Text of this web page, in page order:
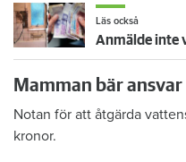
Läs också
Mamman bär ansvar
Notan för att åtgärda
kronor.